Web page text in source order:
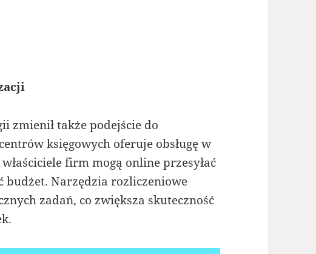
zmienił także podejście do
księgowych oferuje obsługę w
firm mogą online przesyłać
Narzędzia rozliczeniowe
zadań, co zwiększa skuteczność